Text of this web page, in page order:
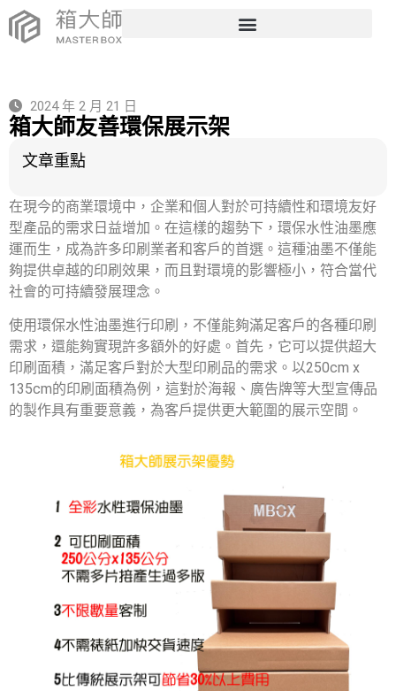
2024 年 2 月 21 日
箱大師友善環保展示架
文章重點
在現今的商業環境中，企業和個人對於可持續性和環境友好
型產品的需求日益增加。在這樣的趨勢下，環保水性油墨應
運而生，成為許多印刷業者和客戶的首選。這種油墨不僅能
夠提供卓越的印刷效果，而且對環境的影響極小，符合當代
社會的可持續發展理念。
使用環保水性油墨進行印刷，不僅能夠滿足客戶的各種印刷
需求，還能夠實現許多額外的好處。首先，它可以提供超大
印刷面積，滿足客戶對於大型印刷品的需求。以250cm x
135cm的印刷面積為例，這對於海報、廣告牌等大型宣傳品
的製作具有重要意義，為客戶提供更大範圍的展示空間。